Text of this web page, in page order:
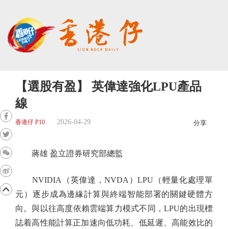
【選股有盈】 英偉達強化LPU產品
線
香港仔 P10 2026-04-29 分享
蔣雄 盈立證券研究部總監
NVIDIA（英偉達，NVDA）LPU（輕量化處理單
元）逐步成為邊緣計算與終端智能部署的關鍵硬體方
向。與以往高度依賴雲端算力模式不同，LPU的出現標
誌着高性能計算正加速向低功耗、低延遲、高能效比的